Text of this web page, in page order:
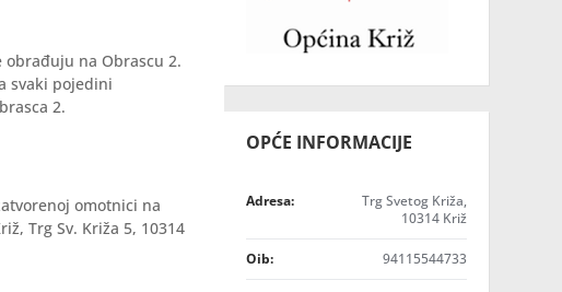
na Obrascu 2.
svaki pojedini
2.
omotnici na
Trg Sv. Križa 5, 10314
OPĆE INFORMACIJE
Adresa:
Trg Svetog Križa,
10314 Križ
Oib: 94115544733